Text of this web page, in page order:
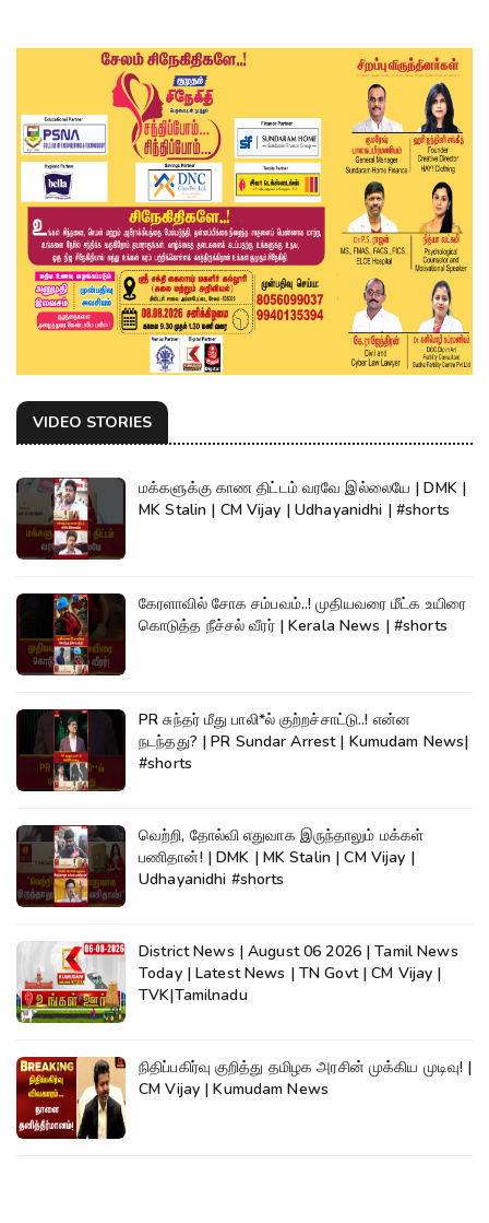
VIDEO STORIES
மக்களுக்கு காண திட்டம் வரவே இல்லையே | DMK |
MK Stalin | CM Vijay | Udhayanidhi | #shorts
கேரளாவில் சோக சம்பவம்..! முதியவரை மீட்க உயிரை
கொடுத்த நீச்சல் வீரர் | Kerala News | #shorts
PR சுந்தர் மீது பாலி*ல் குற்றச்சாட்டு..! என்ன
நடந்தது? | PR Sundar Arrest | Kumudam News|
#shorts
வெற்றி, தோல்வி எதுவாக இருந்தாலும் மக்கள்
பணிதான்! | DMK | MK Stalin | CM Vijay |
Udhayanidhi #shorts
District News | August 06 2026 | Tamil News
Today | Latest News | TN Govt | CM Vijay |
TVK|Tamilnadu
நிதிப்பகிர்வு குறித்து தமிழக அரசின் முக்கிய முடிவு! |
CM Vijay | Kumudam News